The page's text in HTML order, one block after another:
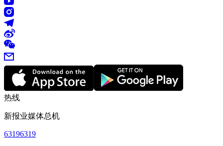
热线
新报业媒体总机
63196319